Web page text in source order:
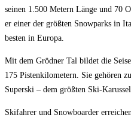
seinen 1.500 Metern Länge und 70
er einer der größten Snowparks in
besten in Europa.
Mit dem Grödner Tal bildet die
175 Pistenkilometern. Sie gehören
Superski – dem größten Ski-
Skifahrer und Snowboarder